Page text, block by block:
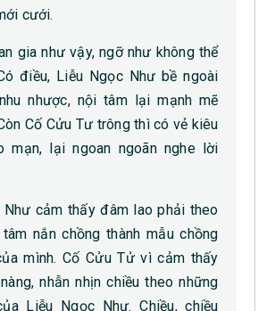
cưới.
gia như vậy, ngỡ như không thể
điều, Liễu Ngọc Như bề ngoài
nhược, nội tâm lại mạnh mẽ
Cố Cửu Tư trông thì có vẻ kiêu
mạn, lại ngoan ngoãn nghe lời
Như cảm thấy đâm lao phải theo
nắn chồng thành mẫu chồng
mình. Cố Cửu Tử vì cảm thấy
nhẫn nhịn chiều theo những
Liễu Ngọc Như. Chiều, chiều